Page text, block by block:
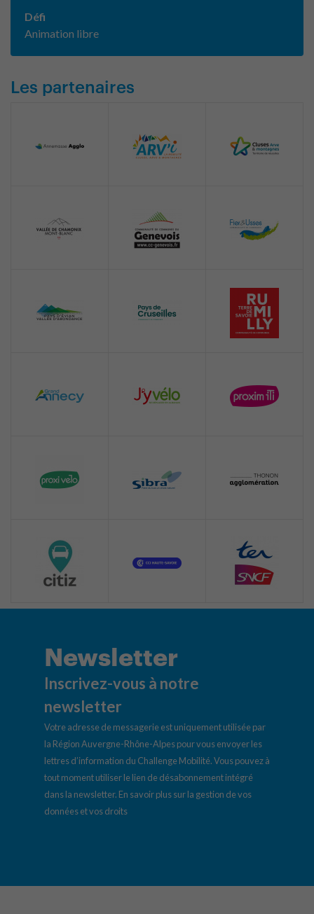
Défi
Animation libre
Les partenaires
Newsletter
Inscrivez-vous à notre
newsletter
Votre adresse de messagerie est uniquement utilisée par
la Région Auvergne-Rhône-Alpes pour vous envoyer les
lettres d’information du Challenge Mobilité. Vous pouvez à
tout moment utiliser le lien de désabonnement intégré
dans la newsletter. En savoir plus sur la gestion de vos
données et vos droits